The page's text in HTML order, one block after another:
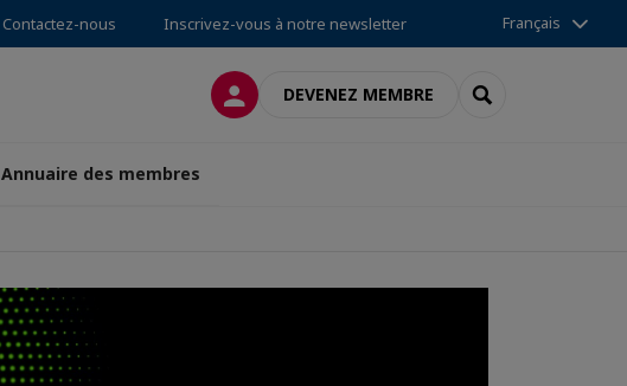
Contactez-nous Inscrivez-vous à notre newsletter Français
CONNEXIONDEVENEZ MEMBRE RECHERCHER
Annuaire des membres